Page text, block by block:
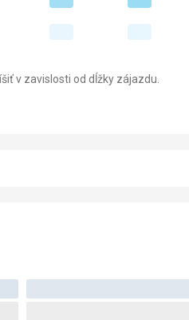
v zavislosti od dĺžky zájazdu.